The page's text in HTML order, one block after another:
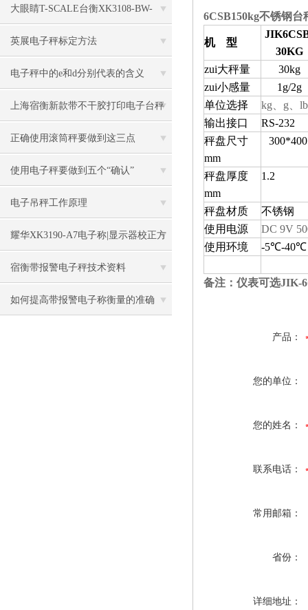
大眼睛T-SCALE台衡XK3108-BW-
150kg电子秤
英展电子秤标定方法
电子秤中的e和d分别代表的含义
上海宿衡新款带不干胶打印电子台秤
特色
正确使用滚筒秤要做到这三点
使用电子秤要做到五个“确认”
电子吊秤工作原理
耀华XK3190-A7电子称|显示器校正方
法
宿衡带报警电子秤技术资料
如何提高带报警电子称衡量的准确
6CSB150kg不锈钢台
机 型
30KG
zui大秤量
30kg
zui小感量
1g/2g
单位选择
kg g
lb
输出接口
RS-232
秤盘尺寸
mm
300*400
秤盘厚度
mm
1.2
秤盘材质
不锈钢
使用电源
DC 9V
使用环境
-5℃-40℃
备注：仪表可选JIK-
产品：
您的单位：
您的姓名：
联系电话：
常用邮箱：
省份：
详细地址：